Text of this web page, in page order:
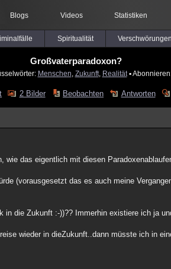
Blogs Videos Statistiken
Spiritualität Verschwörungen
Großvaterparadoxon?
Menschen Zukunft, Realität▪
2 Bilder Beobachten Antworten
wie das eigentlich mit diesen
(vorausgesetzt das es auch meine
in die Zukunft :-))?? Immerhin existiere ich ja
wieder in dieZukunft..dann müsste ich in